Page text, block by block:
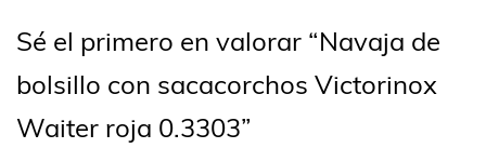
Sé el primero en valorar “Navaja de
bolsillo con sacacorchos Victorinox
Waiter roja 0.3303”